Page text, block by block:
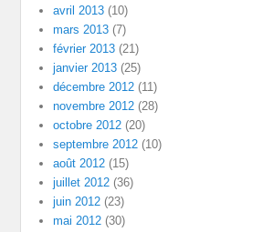
avril 2013 (10)
mars 2013 (7)
février 2013 (21)
janvier 2013 (25)
décembre 2012 (11)
novembre 2012 (28)
octobre 2012 (20)
septembre 2012 (10)
août 2012 (15)
juillet 2012 (36)
juin 2012 (23)
mai 2012 (30)